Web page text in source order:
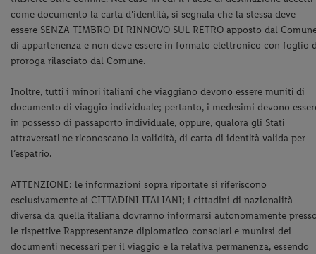
come documento la carta d'identità, si segnala che la stessa deve
essere SENZA TIMBRO DI RINNOVO SUL RETRO apposto dal
di appartenenza e non deve essere in formato elettronico con foglio
proroga rilasciato dal Comune.
Inoltre, tutti i minori italiani che viaggiano devono essere muniti di
documento di viaggio individuale; pertanto, i medesimi devono
in possesso di passaporto individuale, oppure, qualora gli Stati
attraversati ne riconoscano la validità, di carta di identità valida per
l’espatrio.
ATTENZIONE: le informazioni sopra riportate si riferiscono
esclusivamente ai CITTADINI ITALIANI; i cittadini di nazionalità
diversa da quella italiana dovranno informarsi autonomamente
le rispettive Rappresentanze diplomatico-consolari e munirsi dei
documenti necessari per il viaggio e la relativa permanenza, essendo